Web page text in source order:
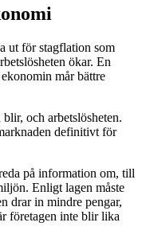
ut för stagflation som
ökar. En
mår bättre
och arbetslösheten.
definitivt för
på information om, till
Enligt lagen måste
drar in mindre pengar,
företagen inte blir lika